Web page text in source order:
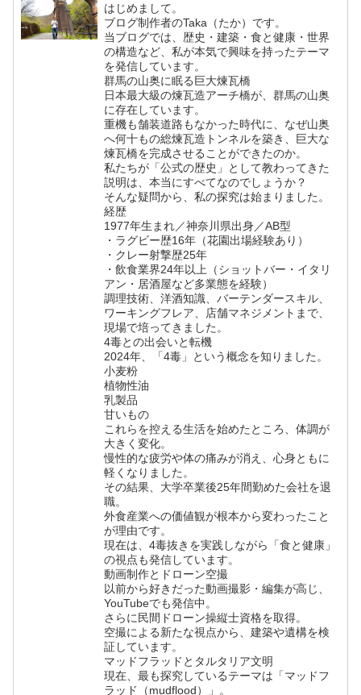
はじめまして。
ブログ制作者のTaka（たか）です。
当ブログでは、歴史・建築・食と健康・世界
の構造など、私が本気で興味を持ったテーマ
を発信しています。
群馬の山奥に眠る巨大煉瓦橋
日本最大級の煉瓦造アーチ橋が、群馬の山奥
に存在しています。
重機も舗装道路もなかった時代に、なぜ山奥
へ何十もの総煉瓦造トンネルを築き、巨大な
煉瓦橋を完成させることができたのか。
私たちが「公式の歴史」として教わってきた
説明は、本当にすべてなのでしょうか？
そんな疑問から、私の探究は始まりました。
経歴
1977年生まれ／神奈川県出身／AB型
・ラグビー歴16年（花園出場経験あり）
・クレー射撃歴25年
・飲食業界24年以上（ショットバー・イタリ
アン・居酒屋など多業態を経験）
調理技術、洋酒知識、バーテンダースキル、
ワーキングフレア、店舗マネジメントまで、
現場で培ってきました。
4毒との出会いと転機
2024年、「4毒」という概念を知りました。
小麦粉
植物性油
乳製品
甘いもの
これらを控える生活を始めたところ、体調が
大きく変化。
慢性的な疲労や体の痛みが消え、心身ともに
軽くなりました。
その結果、大学卒業後25年間勤めた会社を退
職。
外食産業への価値観が根本から変わったこと
が理由です。
現在は、4毒抜きを実践しながら「食と健康」
の視点も発信しています。
動画制作とドローン空撮
以前から好きだった動画撮影・編集が高じ、
YouTubeでも発信中。
さらに民間ドローン操縦士資格を取得。
空撮による新たな視点から、建築や遺構を検
証しています。
マッドフラッドとタルタリア文明
現在、最も探究しているテーマは「マッドフ
ラッド（mudflood）」。